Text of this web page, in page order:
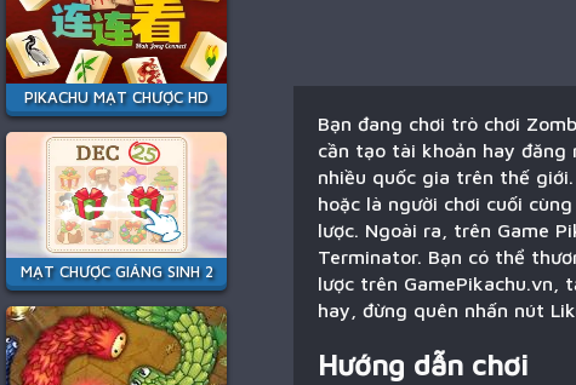
PIKACHU MẠT CHƯỢC HD
MẠT CHƯỢC GIÁNG SINH 2
Bạn đang chơi trò chơi
cần tạo tài khoản hay đăng
nhiều quốc gia trên thế
hoặc là người chơi cuối
lược. Ngoài ra, trên Game
Terminator. Bạn có thể
lược trên GamePikachu.vn,
hay, đừng quên nhấn nút
Hướng dẫn chơi